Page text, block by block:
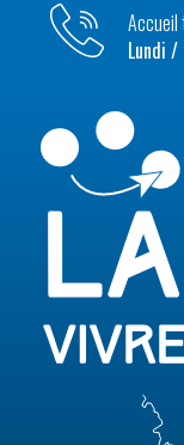
Accueil
Lundi